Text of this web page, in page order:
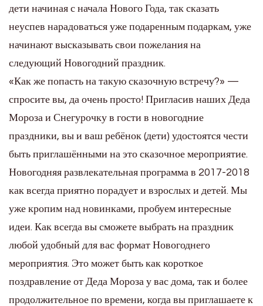
дети начиная с начала Нового Года, так сказать
неуспев нарадоваться уже подаренным подаркам, уже
начинают высказывать свои пожелания на
следующий Новогодний праздник.
«Как же попасть на такую сказочную встречу?» —
спросите вы, да очень просто! Пригласив наших Деда
Мороза и Снегурочку в гости в новогодние
праздники, вы и ваш ребёнок (дети) удостоятся чести
быть приглашёнными на это сказочное мероприятие.
Новогодняя развлекательная программа в 2017-2018
как всегда приятно порадует и взрослых и детей. Мы
уже кропим над новинками, пробуем интересные
идеи. Как всегда вы сможете выбрать на праздник
любой удобный для вас формат Новогоднего
мероприятия. Это может быть как короткое
поздравление от Деда Мороза у вас дома, так и более
продолжительное по времени, когда вы приглашаете к